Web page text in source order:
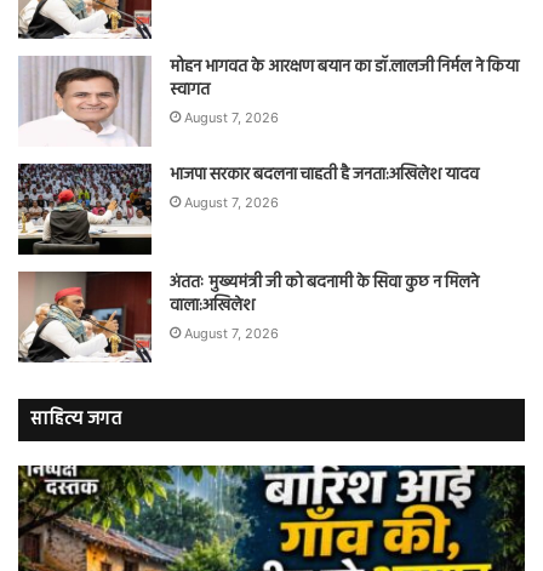
मोहन भागवत के आरक्षण बयान का डॉ.लालजी निर्मल ने किया
स्वागत
August 7, 2026
भाजपा सरकार बदलना चाहती है जनता:अखिलेश यादव
August 7, 2026
अंततः मुख्यमंत्री जी को बदनामी के सिवा कुछ न मिलने
वाला:अखिलेश
August 7, 2026
साहित्य जगत